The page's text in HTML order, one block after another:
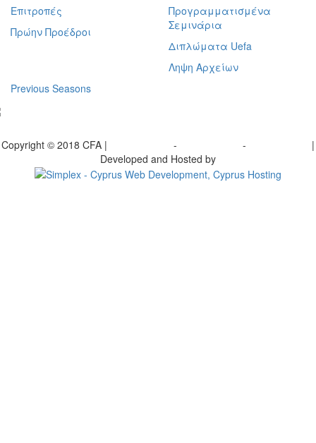
Επιτροπές
Πρώην Προέδροι
Προγραμματισμένα
Σεμινάρια
Διπλώματα Uefa
Ληψη Αρχείων
Previous Seasons
Copyright © 2018 CFA | - -
|
Developed and Hosted by